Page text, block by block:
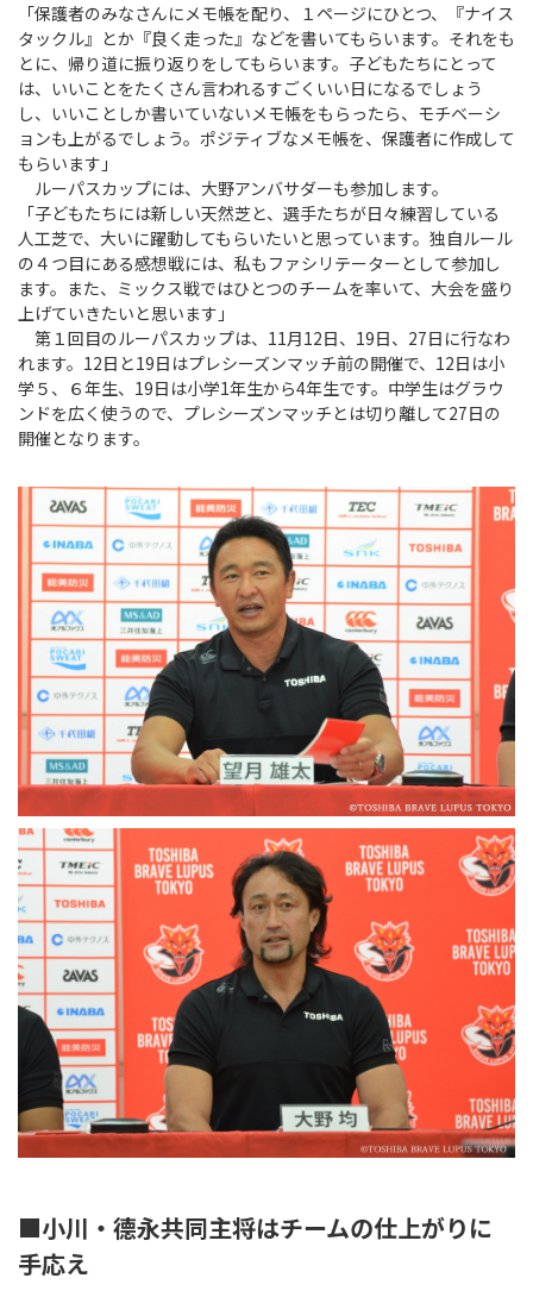
「保護者のみなさんにメモ帳を配り、１ページにひとつ、『ナイス
タックル』とか『良く走った』などを書いてもらいます。それをも
とに、帰り道に振り返りをしてもらいます。子どもたちにとって
は、いいことをたくさん言われるすごくいい日になるでしょう
し、いいことしか書いていないメモ帳をもらったら、モチベーシ
ョンも上がるでしょう。ポジティブなメモ帳を、保護者に作成して
もらいます」
ルーパスカップには、大野アンバサダーも参加します。
「子どもたちには新しい天然芝と、選手たちが日々練習している
人工芝で、大いに躍動してもらいたいと思っています。独自ルール
の４つ目にある感想戦には、私もファシリテーターとして参加し
ます。また、ミックス戦ではひとつのチームを率いて、大会を盛り
上げていきたいと思います」
第１回目のルーパスカップは、11月12日、19日、27日に行なわ
れます。12日と19日はプレシーズンマッチ前の開催で、12日は小
学５、６年生、19日は小学1年生から4年生です。中学生はグラウ
ンドを広く使うので、プレシーズンマッチとは切り離して27日の
開催となります。
■小川・德永共同主将はチームの仕上がりに
手応え